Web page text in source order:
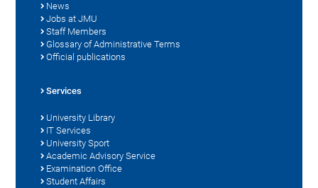
News
Jobs at JMU
Staff Members
Glossary of Administrative Terms
Official publications
Services
University Library
IT Services
University Sport
Academic Advisory Service
Examination Office
Student Affairs